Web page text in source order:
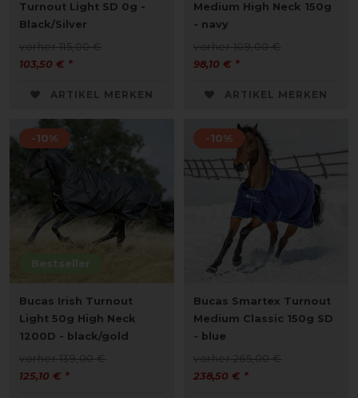
Turnout Light SD 0g -
Black/Silver
vorher 115,00 €
103,50 € *
ARTIKEL MERKEN
Medium High Neck 150g
- navy
vorher 109,00 €
98,10 € *
ARTIKEL MERKEN
Bestseller
-10%
Bucas Irish Turnout
Light 50g High Neck
1200D - black/gold
vorher 139,00 €
125,10 € *
-10%
Bucas Smartex Turnout
Medium Classic 150g SD
- blue
vorher 265,00 €
238,50 € *